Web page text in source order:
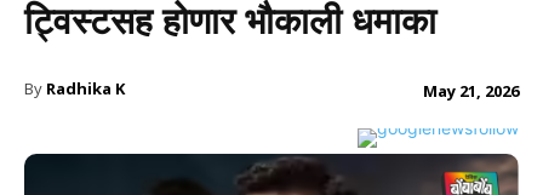
ट्विस्टसह होणार भौकाली धमाका
By Radhika K May 21, 2026